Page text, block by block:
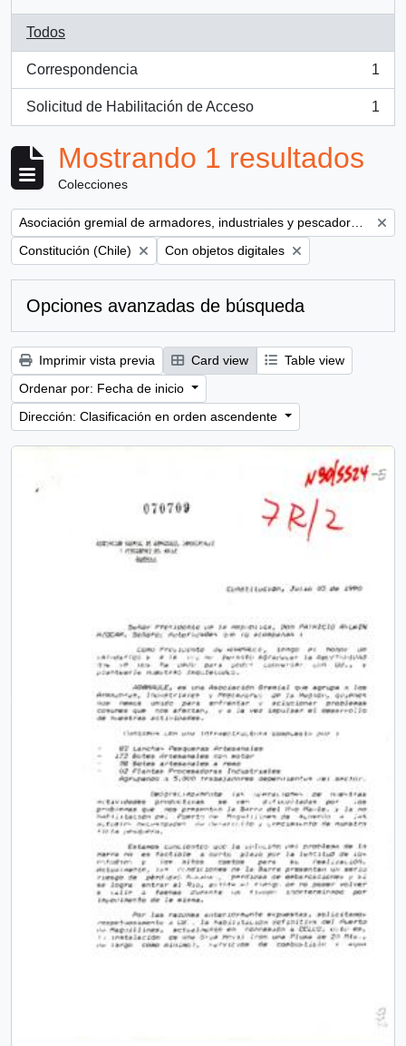
Todos
Correspondencia
, 1 resultados
1
Solicitud de Habilitación de Acceso
, 1 resultados
1
Mostrando 1 resultados
Colecciones
Remove filter:
Remove filter:
Constitución (Chile) Remove filter:
Con objetos digitales
Opciones avanzadas de búsqueda
Imprimir vista previa Card view
Table view
Ordenar por: Fecha de inicio
Dirección: Clasificación en orden ascendente